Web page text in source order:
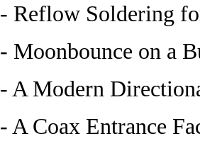
- Reflow Soldering
- Moonbounce on a
- A Modern
- A Coax Entrance